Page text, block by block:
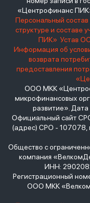
«Центрофинанс
Персональный
структуре и
ПИК» Устав
Информация об
возврата
предоставления
ООО МКК
микрофинансовых
развитие». Дата
Официальный сайт
(адрес) СРО - 107078,
Общество с
компания
ИНН:
Регистрационный
ООО МКК